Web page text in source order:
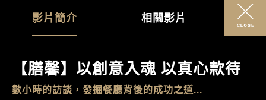
影片簡介 相關影片
【膳馨】以創意入魂 以真心款待
數小時的訪談，發掘餐廳背後的成功之道...